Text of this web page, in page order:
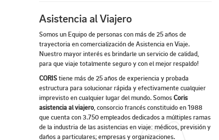
Asistencia al Viajero
Somos un Equipo de personas con más de 25 años de
trayectoria en comercialización de Asistencia en Viaje.
Nuestro mayor interés es brindarle un servicio de calidad,
para que viaje totalmente seguro y con el mejor respaldo!
CORIStiene más de 25 años de experiencia y probada
estructura para solucionar rápida y efectivamente cualquier
imprevisto en cualquier lugar del mundo. SomosCoris
asistencia al viajero , consorcio francés constituido en 1988
que cuenta con 3.750 empleados dedicados a múltiples ramas
de la industria de las asistencias en viaje: médicos, previsión y
daños a particulares; empresas y organizaciones.